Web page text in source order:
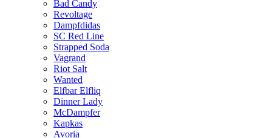
Bad Candy
Revoltage
Dampfdidas
SC Red Line
Strapped Soda
Vagrand
Riot Salt
Wanted
Elfbar Elfliq
Dinner Lady
McDampfer
Kapkas
Avoria